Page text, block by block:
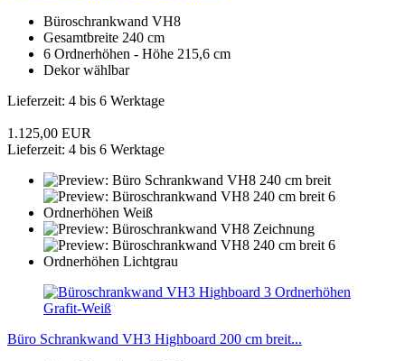
Büroschrankwand VH8
Gesamtbreite 240 cm
6 Ordnerhöhen - Höhe 215,6 cm
Dekor wählbar
Lieferzeit: 4 bis 6 Werktage
1.125,00 EUR
Lieferzeit: 4 bis 6 Werktage
Büro Schrankwand VH3 Highboard 200 cm breit...